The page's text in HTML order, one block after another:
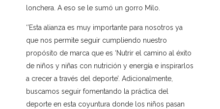
lonchera. A eso se le sumó un gorro Milo.
‘’Esta alianza es muy importante para nosotros ya
que nos permite seguir cumpliendo nuestro
propósito de marca que es ‘Nutrir el camino al éxito
de niños y niñas con nutrición y energía e inspirarlos
a crecer a través del deporte’. Adicionalmente,
buscamos seguir fomentando la práctica del
deporte en esta coyuntura donde los niños pasan